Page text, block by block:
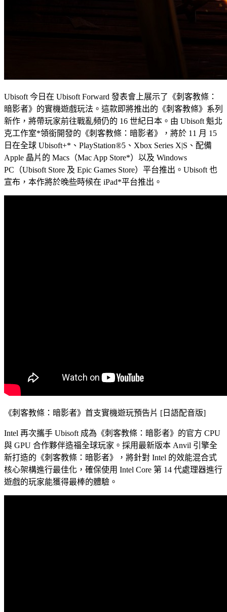
Ubisoft 今日在 Ubisoft Forward 發表會上展示了《刺客教條：
暗影者》的實機遊戲玩法。這款即將推出的《刺客教條》系列
新作，將帶玩家前往戰亂頻仍的 16 世紀日本。由 Ubisoft 魁北
克工作室*領銜開發的《刺客教條：暗影者》，將於 11 月 15
日在全球 Ubisoft+*、PlayStation®5、Xbox Series X|S、配備
Apple 晶片的 Macs（Mac App Store*）以及 Windows
PC（Ubisoft Store 及 Epic Games Store）平台推出。Ubisoft 也
宣布，本作將於晚些時候在 iPad*平台推出。
《刺客教條：暗影者》首支實機遊玩預告片 [日語配音版]
Intel 再次攜手 Ubisoft 成為《刺客教條：暗影者》的官方 CPU
與 GPU 合作夥伴造福全球玩家。採用最新版本 Anvil 引擎全
新打造的《刺客教條：暗影者》，將針對 Intel 的效能混合式
核心架構進行最佳化，確保使用 Intel Core 第 14 代處理器進行
遊戲的玩家能獲得最棒的體驗。